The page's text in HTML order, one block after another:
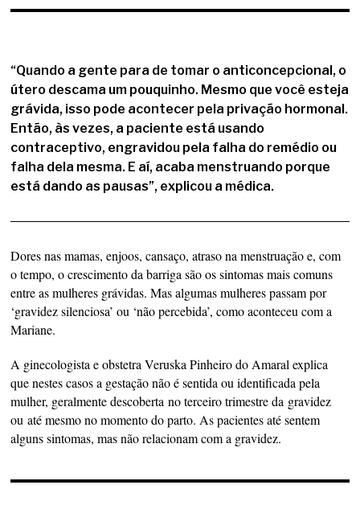
“Quando a gente para de tomar o anticoncepcional, o
útero descama um pouquinho. Mesmo que você esteja
grávida, isso pode acontecer pela privação hormonal.
Então, às vezes, a paciente está usando
contraceptivo, engravidou pela falha do remédio ou
falha dela mesma. E aí, acaba menstruando porque
está dando as pausas”, explicou a médica.
Dores nas mamas, enjoos, cansaço, atraso na menstruação e, com
o tempo, o crescimento da barriga são os sintomas mais comuns
entre as mulheres grávidas. Mas algumas mulheres passam por
‘gravidez silenciosa’ ou ‘não percebida’, como aconteceu com a
Mariane.
A ginecologista e obstetra Veruska Pinheiro do Amaral explica
que nestes casos a gestação não é sentida ou identificada pela
mulher, geralmente descoberta no terceiro trimestre da gravidez
ou até mesmo no momento do parto. As pacientes até sentem
alguns sintomas, mas não relacionam com a gravidez.